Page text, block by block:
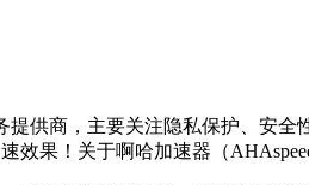
提供商，主要关注隐私保护、安
效果！关于啊哈加速器（